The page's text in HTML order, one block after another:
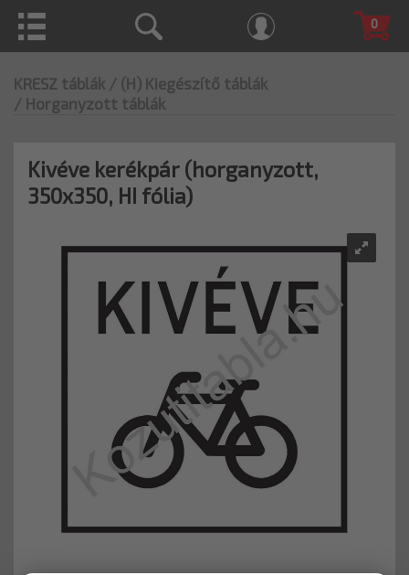
0
KRESZ táblák / (H) Kiegészítő táblák
/ Horganyzott táblák
Kivéve kerékpár (horganyzott,
350x350, HI fólia)